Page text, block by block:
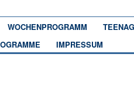
WOCHENPROGRAMM
IMPRESSUM